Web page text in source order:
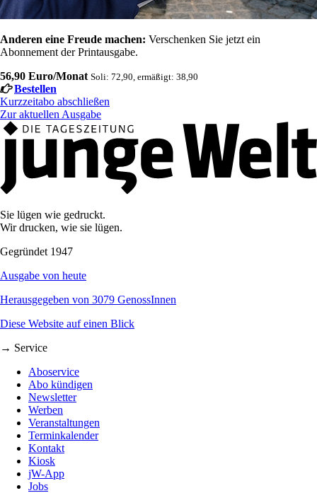
Anderen eine Freude machen: Verschenken Sie jetzt ein
Abonnement der Printausgabe.
56,90 Euro/Monat Soli: 72,90, ermäßigt: 38,90
Bestellen
Kurzzeitabo abschließen
Zur aktuellen Ausgabe
Sie lügen wie gedruckt.
Wir drucken, wie sie lügen.
Gegründet 1947
Ausgabe von heute
Herausgegeben von 3079 GenossInnen
Diese Website auf einen Blick
→ Service
Aboservice
Abo kündigen
Newsletter
Werben
Veranstaltungen
Terminkalender
Kontakt
Kiosk
jW-App
Jobs